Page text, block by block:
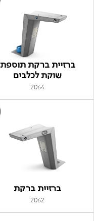
ברזיית ברקת תוספת
שוקת לכלבים
2064
ברזיית ברקת
2062